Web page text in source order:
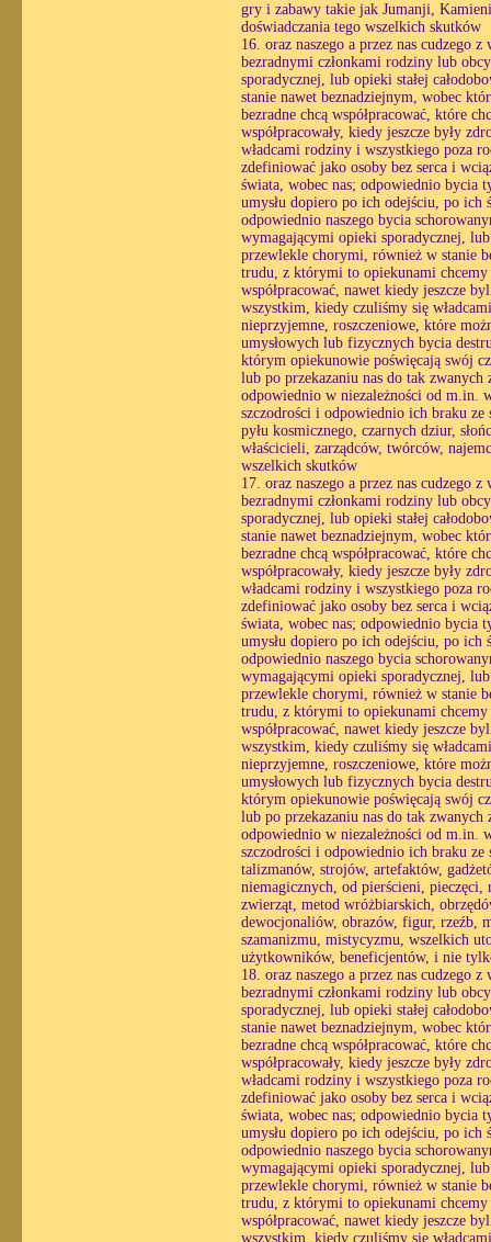
gry i zabawy takie jak Jumanji,
doświadczania tego wszelkich skutków
16. oraz naszego a przez nas cudzego
bezradnymi członkami rodziny lub
sporadycznej, lub opieki stałej
stanie nawet beznadziejnym, wobec
bezradne chcą współpracować, które
współpracowały, kiedy jeszcze były
władcami rodziny i wszystkiego poza
zdefiniować jako osoby bez serca i
świata, wobec nas; odpowiednio bycia
umysłu dopiero po ich odejściu, po ich
odpowiednio naszego bycia
wymagającymi opieki sporadycznej,
przewlekle chorymi, również w stanie
trudu, z którymi to opiekunami
współpracować, nawet kiedy jeszcze
wszystkim, kiedy czuliśmy się
nieprzyjemne, roszczeniowe, które
umysłowych lub fizycznych bycia
którym opiekunowie poświęcają swój
lub po przekazaniu nas do tak
odpowiednio w niezależności od m.in.
szczodrości i odpowiednio ich braku
pyłu kosmicznego, czarnych dziur,
właścicieli, zarządców, twórców,
wszelkich skutków
17. oraz naszego a przez nas cudzego
bezradnymi członkami rodziny lub
sporadycznej, lub opieki stałej
stanie nawet beznadziejnym, wobec
bezradne chcą współpracować, które
współpracowały, kiedy jeszcze były
władcami rodziny i wszystkiego poza
zdefiniować jako osoby bez serca i
świata, wobec nas; odpowiednio bycia
umysłu dopiero po ich odejściu, po ich
odpowiednio naszego bycia
wymagającymi opieki sporadycznej,
przewlekle chorymi, również w stanie
trudu, z którymi to opiekunami
współpracować, nawet kiedy jeszcze
wszystkim, kiedy czuliśmy się
nieprzyjemne, roszczeniowe, które
umysłowych lub fizycznych bycia
którym opiekunowie poświęcają swój
lub po przekazaniu nas do tak
odpowiednio w niezależności od m.in.
szczodrości i odpowiednio ich braku
talizmanów, strojów, artefaktów,
niemagicznych, od pierścieni,
zwierząt, metod wróżbiarskich,
dewocjonaliów, obrazów, figur, rzeźb,
szamanizmu, mistycyzmu, wszelkich
użytkowników, beneficjentów, i nie
18. oraz naszego a przez nas cudzego
bezradnymi członkami rodziny lub
sporadycznej, lub opieki stałej
stanie nawet beznadziejnym, wobec
bezradne chcą współpracować, które
współpracowały, kiedy jeszcze były
władcami rodziny i wszystkiego poza
zdefiniować jako osoby bez serca i
świata, wobec nas; odpowiednio bycia
umysłu dopiero po ich odejściu, po ich
odpowiednio naszego bycia
wymagającymi opieki sporadycznej,
przewlekle chorymi, również w stanie
trudu, z którymi to opiekunami
współpracować, nawet kiedy jeszcze
wszystkim, kiedy czuliśmy się